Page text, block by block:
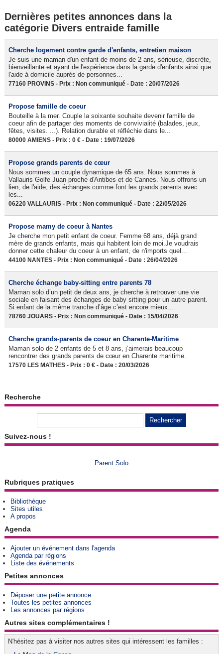
Dernières petites annonces dans la
catégorie Divers entraide famille
Cherche logement contre garde d'enfants, entretien maison
Je suis une maman d'un enfant de moins de 2 ans, sérieuse, discrète,
bienveillante et ayant de l'expérience dans la garde d'enfants ainsi que
l'aide à domicile auprès de personnes...
77160 PROVINS - Prix : Non communiqué - Date : 20/07/2026
Propose famille de coeur
Bouteille à la mer. Couple la soixante souhaite devenir famille de
coeur afin de partager des moments de convivialité (balades, jeux,
fêtes, visites. ...). Relation durable et réfléchie dans le...
80000 AMIENS - Prix : 0 € - Date : 19/07/2026
Propose grands parents de cœur
Nous sommes un couple dynamique de 65 ans. Nous sommes à
Vallauris Golfe Juan proche d'Antibes et de Cannes. Nous offrons un
lien, de l'aide, des échanges comme font les grands parents avec
les...
06220 VALLAURIS - Prix : Non communiqué - Date : 22/05/2026
Propose mamy de coeur à Nantes
Je cherche mon petit enfant de coeur. Femme 68 ans, déjà grand
mère de grands enfants, mais qui habitent loin de moi.Je voudrais
donner cette chaleur du coeur à un enfant, de n'imports quel...
44100 NANTES - Prix : Non communiqué - Date : 26/04/2026
Cherche échange baby-sitting entre parents 78
Maman solo d’un petit de deux ans, je cherche à retrouver une vie
sociale en faisant des échanges de baby sitting pour un autre parent.
Si enfant de la même tranche d’âge c’est encore mieux...
78760 JOUARS - Prix : Non communiqué - Date : 15/04/2026
Cherche grands-parents de coeur en Charente-Maritime
Maman solo de 2 enfants de 5 et 8 ans, j’aimerais beaucoup
rencontrer des grands parents de cœur en Charente maritime.
17570 LES MATHES - Prix : 0 € - Date : 20/03/2026
Recherche
Suivez-nous !
Parent Solo
Rubriques pratiques
Bibliothèque
Sites utiles
A propos
Agenda
Ajouter un événement dans l'agenda
Agenda par régions
Liste des événements
Petites annonces
Déposer une petite annonce
Toutes les petites annonces
Les annonces par régions
Autres sites complémentaires !
N'hésitez pas à visiter nos autres sites qui intéressent les familles :